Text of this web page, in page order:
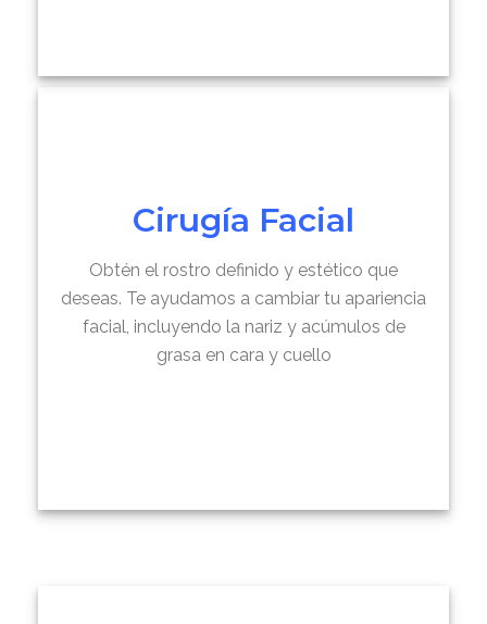
Cirugía Facial
Obtén el rostro definido y estético que
deseas. Te ayudamos a cambiar tu apariencia
facial, incluyendo la nariz y acúmulos de
grasa en cara y cuello